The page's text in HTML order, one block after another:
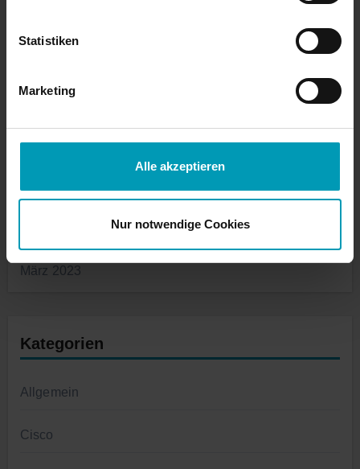
Statistiken
Marketing
Alle akzeptieren
Nur notwendige Cookies
September 2023
August 2023
März 2023
Kategorien
Allgemein
Cisco